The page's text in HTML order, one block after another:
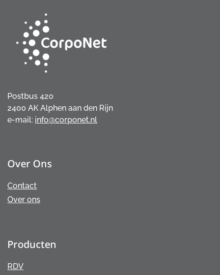
Postbus 420
2400 AK Alphen aan den Rijn
e-mail: info@corponet.nl
Over Ons
Contact
Over ons
Producten
RDV